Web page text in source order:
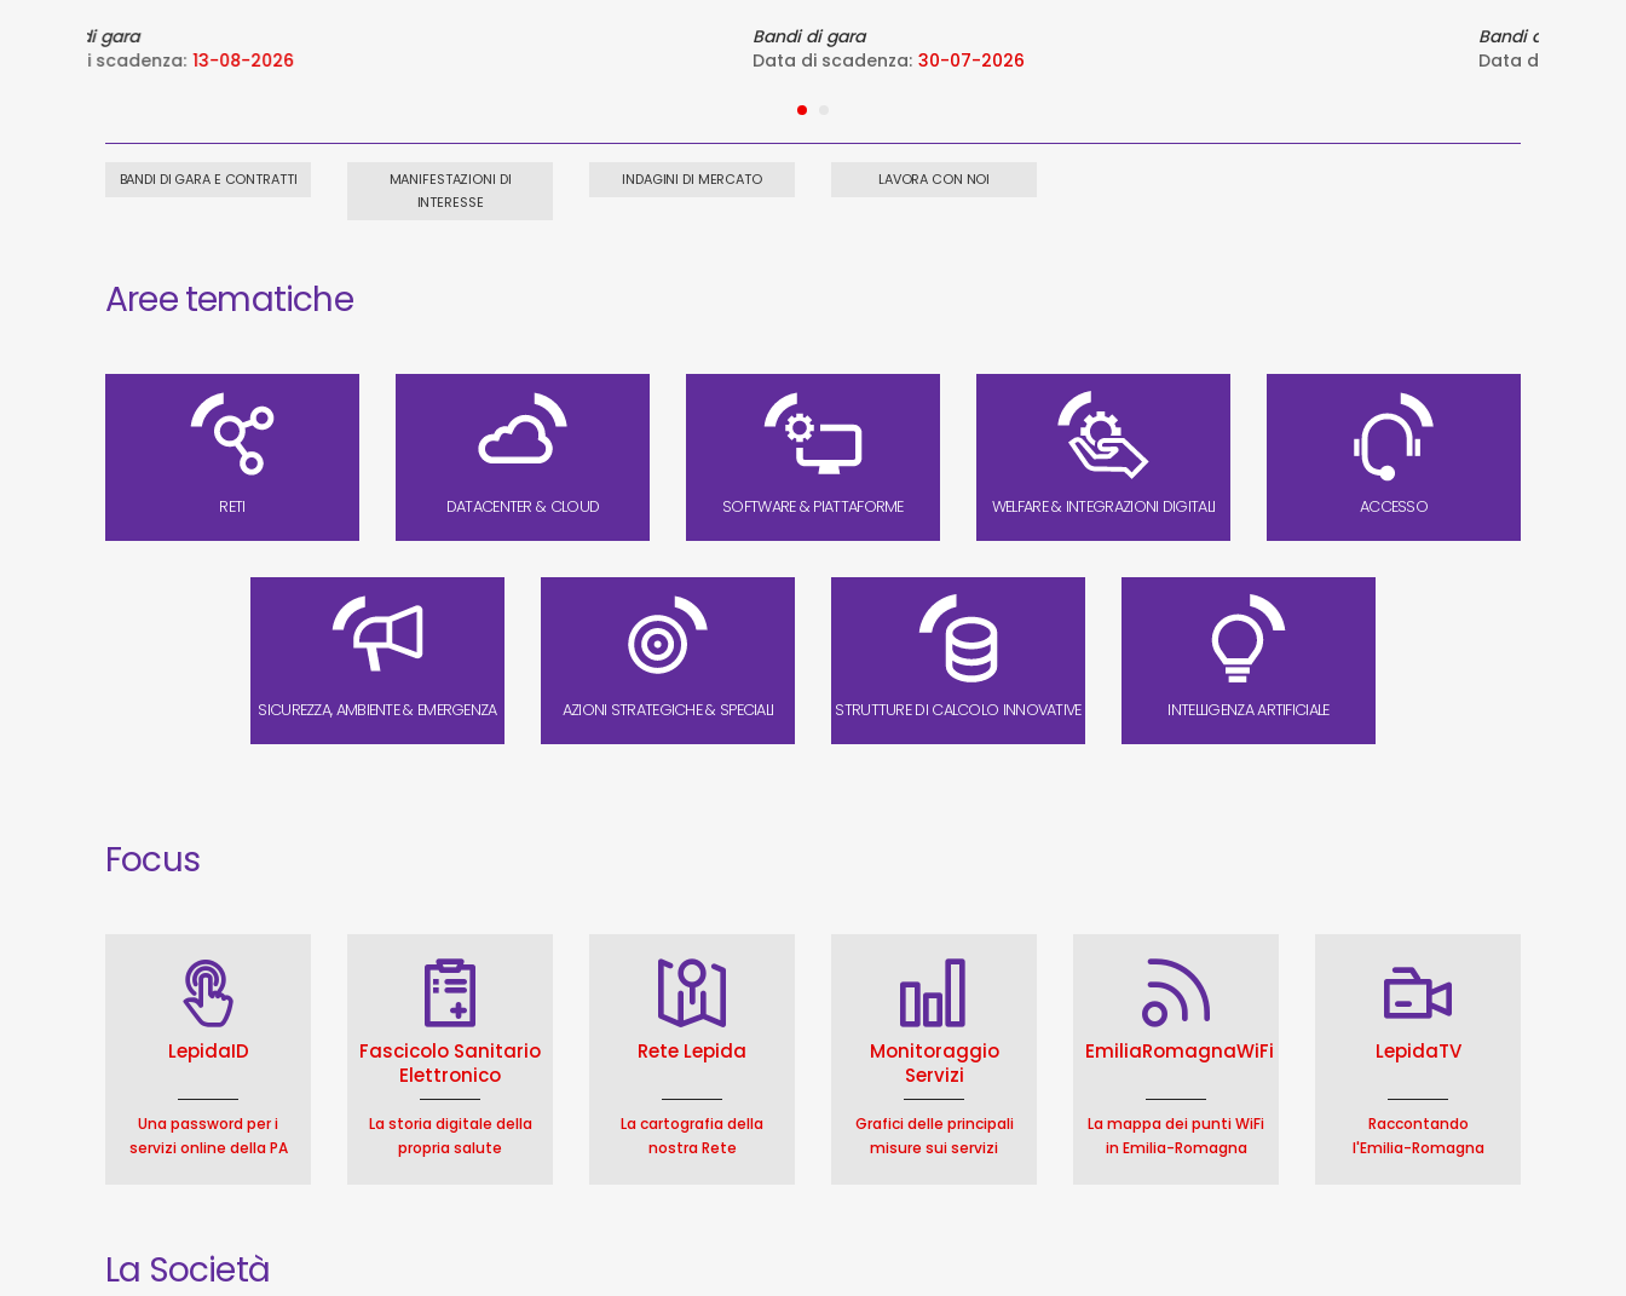
BANDI DI GARA E CONTRATTI
MANIFESTAZIONI DI
INTERESSE
INDAGINI DI MERCATO LAVORA CON NOI
Aree tematiche
RETI DATACENTER & CLOUD SOFTWARE & PIATTAFORME WELFARE & INTEGRAZIONI DIGITALI ACCESSO
SICUREZZA, AMBIENTE & EMERGENZA AZIONI STRATEGICHE & SPECIALI STRUTTURE DI CALCOLO INNOVATIVE INTELLIGENZA ARTIFICIALE
Focus
LepidaID
Una password per i
servizi online della PA
Fascicolo Sanitario
Elettronico
La storia digitale della
propria salute
Rete Lepida
La cartografia della
nostra Rete
Monitoraggio
Servizi
Grafici delle principali
misure sui servizi
EmiliaRomagnaWiFi
La mappa dei punti WiFi
in Emilia-Romagna
LepidaTV
Raccontando
l'Emilia-Romagna
La Società